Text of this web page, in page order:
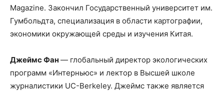
Magazine. Закончил Государственный университет им.
Гумбольдта, специализация в области картографии,
экономики окружающей среды и изучения Китая.
Джеймс Фан — глобальный директор экологических
программ «Интерньюс» и лектор в Высшей школе
журналистики UC-Berkeley. Джеймс также является